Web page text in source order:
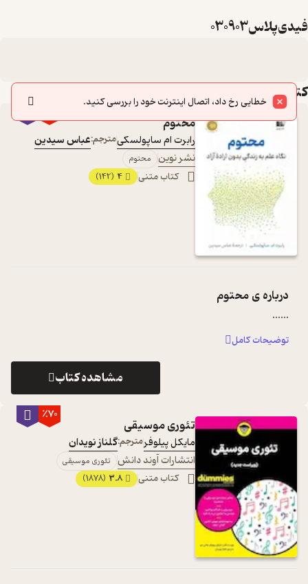
فیدی‌پلاس030903
کتاب‌های این لیست
محتوم
رابرت ام ساپولسکیمترجم:عباس سیدین
نشر نوین
محتوم
کتاب متنی 4
(142)
درباره یمحتوم
...
...
توضیحات کامل
مشاهده کتاب
٪70
تئوری موسیقی
مایکل پیلوفرمترجم:گلناز نویدان
انتشارات آوند دانش
تئوری موسیقی
کتاب متنی 3.8
(1878)